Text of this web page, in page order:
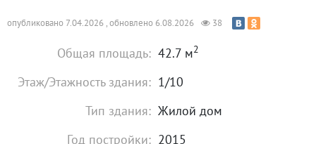
опубликовано 7.04.2026 , обновлено 6.08.2026 38
Общая площадь: 42.7 м2
Этаж/Этажность здания: 1/10
Тип здания: Жилой дом
Год постройки: 2015